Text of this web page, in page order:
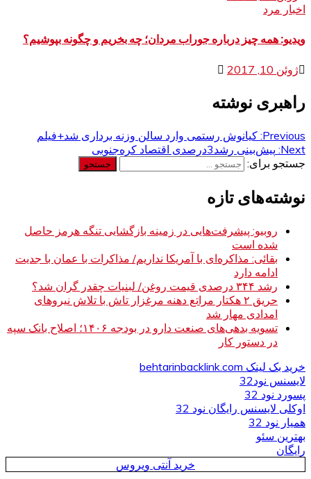
اخبار مرد
ویدیو: همه چیز درباره جوراب مردان؛ چه بخریم و چگونه بپوشیم؟
ژوئن 10, 2017
راهبری نوشته
Previous: کیانوش رستمی وارد سالن وزنه برداری شد+فیلم
Next: پیش‌بینی رشد3درصدی اقتصاد کره‌جنوبی
جستجو برای:
نوشته‌های تازه
روبیو: پیشرفت‌هایی در زمینه بازگشایی تنگه هرمز حاصل
شده است
بقائی: مذاکره‌ای با آمریکا نداریم/ مذاکرات با عمان با جدیت
ادامه دارد
رشد ۳۴۴ درصدی قیمت روغن/ لبنیات چقدر گران شد؟
حریق ۲ هکتار مراتع دهنه مرغزار تاش با تلاش نیروهای
امدادی مهار شد
تسویه بدهی‌های صنعت دارو در بودجه ۱۴۰۶؛ اصلاح بانک سپه
در دستور کار
خرید بک لینک behtarinbacklink.com
لایسنس نود32
پسورد نود 32
اوکلی لایسنس رایگان نود 32
همیار نود 32
بهترین سئو
رایگان
خرید آنتی ویروس